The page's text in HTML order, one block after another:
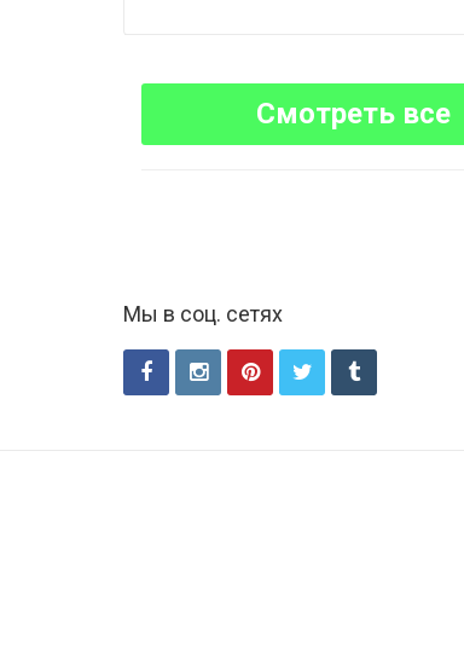
Смотреть все
Мы в соц. сетях